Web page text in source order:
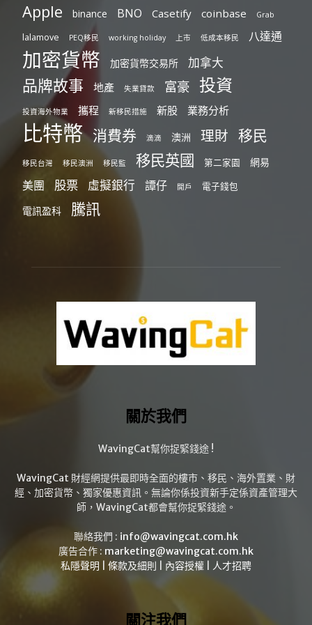
Apple binance BNO Casetify coinbase Grab
lalamove PEQ移民 working holiday 上市 低成本移民 八達通
加密貨幣 加密貨幣交易所 加拿大
品牌故事 地產 失業貸款 富豪 投資
投資海外物業 攜程 新移民措施 新股 業務分析
比特幣 消費券 滴滴 澳洲 理財 移民
移民台灣 移民澳洲 移民監 移民英國 第二家園 網易
美團 股票 虛擬銀行 譚仔 開戶 電子錢包
電訊盈科 騰訊
關於我們
WavingCat幫你捉緊錢途 !
WavingCat 財經網提供最即時全面的樓市、移民、海外置業、財
經、加密貨幣、獨家優惠資訊。無論你係投資新手定係資產管理大
師，WavingCat都會幫你捉緊錢途。
聯絡我們 : info@wavingcat.com.hk
廣告合作 : marketing@wavingcat.com.hk
私隱聲明
條款及細則 內容授權 人才招聘
關注我們